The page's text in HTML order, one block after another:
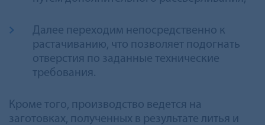
Далее переходим непосредственно к
растачиванию, что позволяет подогнать
отверстия по заданные технические
требования.
Кроме того, производство ведется на
заготовках, полученных в результате литья и